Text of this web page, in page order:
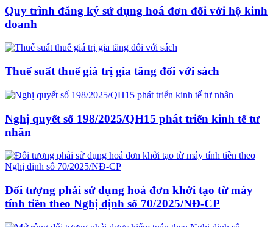
Quy trình đăng ký sử dụng hoá đơn đối với hộ kinh
doanh
Thuế suất thuế giá trị gia tăng đối với sách
Nghị quyết số 198/2025/QH15 phát triển kinh tế tư
nhân
Đối tượng phải sử dụng hoá đơn khởi tạo từ máy
tính tiền theo Nghị định số 70/2025/NĐ-CP